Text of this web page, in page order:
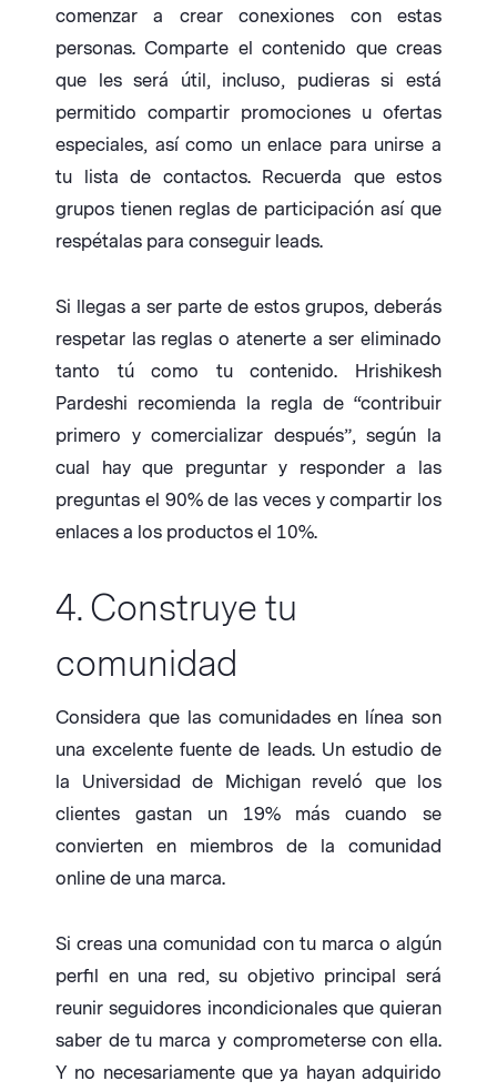
comenzar a crear conexiones con estas
personas. Comparte el contenido que creas
que les será útil, incluso, pudieras si está
permitido compartir promociones u ofertas
especiales, así como un enlace para unirse a
tu lista de contactos. Recuerda que estos
grupos tienen reglas de participación así que
respétalas para conseguir leads.
Si llegas a ser parte de estos grupos, deberás
respetar las reglas o atenerte a ser eliminado
tanto tú como tu contenido. Hrishikesh
Pardeshi recomienda la regla de “contribuir
primero y comercializar después”, según la
cual hay que preguntar y responder a las
preguntas el 90% de las veces y compartir los
enlaces a los productos el 10%.
4. Construye tu
comunidad
Considera que las comunidades en línea son
una excelente fuente de leads. Un estudio de
la Universidad de Michigan reveló que los
clientes gastan un 19% más cuando se
convierten en miembros de la comunidad
online de una marca.
Si creas una comunidad con tu marca o algún
perfil en una red, su objetivo principal será
reunir seguidores incondicionales que quieran
saber de tu marca y comprometerse con ella.
Y no necesariamente que ya hayan adquirido